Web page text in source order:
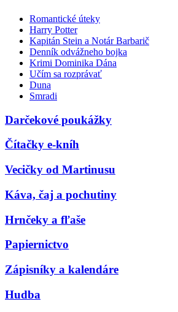
Romantické úteky
Harry Potter
Kapitán Stein a Notár Barbarič
Denník odvážneho bojka
Krimi Dominika Dána
Učím sa rozprávať
Duna
Smradi
Darčekové poukážky
Čítačky e-kníh
Vecičky od Martinusu
Káva, čaj a pochutiny
Hrnčeky a fľaše
Papiernictvo
Zápisníky a kalendáre
Hudba